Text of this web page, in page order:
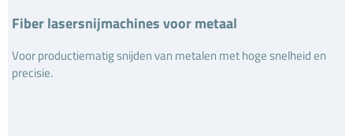
Fiber lasersnijmachines voor metaal
Voor productiematig snijden van metalen met hoge snelheid en
precisie.